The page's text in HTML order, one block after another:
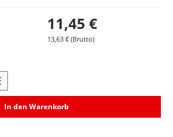
11,45 €
13,63 € (Brutto)
In den Warenkorb